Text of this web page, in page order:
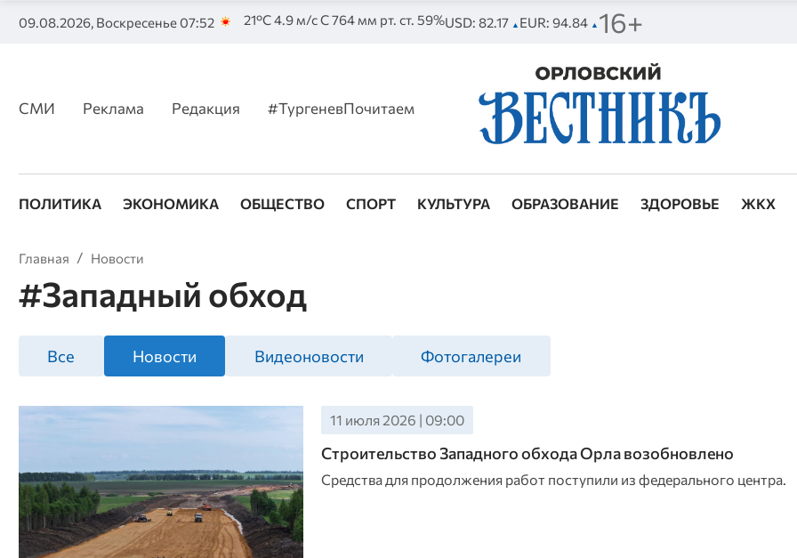
09.08.2026, Воскресенье 07:52 21°C 4.9 м/с С 764 мм рт. ст. 59%USD: 82.17 ▲ EUR: 94.84 ▲ 16+
СМИ Реклама Редакция #ТургеневПочитаем
ПОЛИТИКА ЭКОНОМИКА ОБЩЕСТВО СПОРТ КУЛЬТУРА ОБРАЗОВАНИЕ ЗДОРОВЬЕ ЖКХ
Главная Новости
#Западный обход
Все Новости Видеоновости Фотогалереи
11 июля 2026 | 09:00
Строительство Западного обхода Орла возобновлено
Средства для продолжения работ поступили из федерального центра.